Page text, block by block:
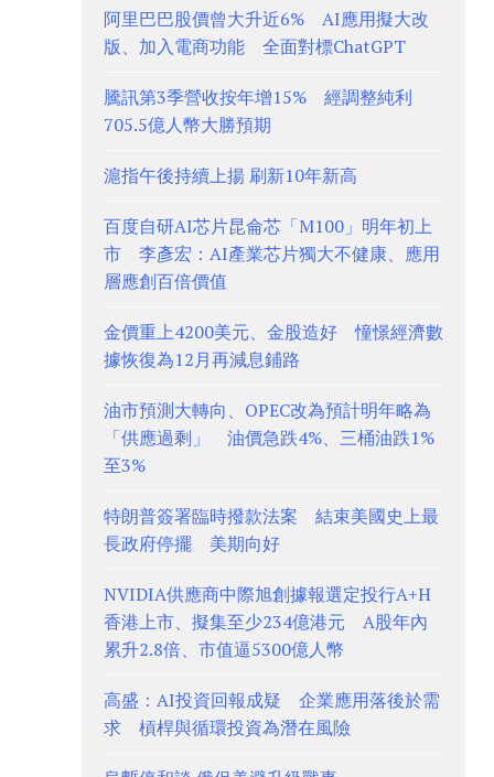
阿里巴巴股價曾大升近6% AI應用擬大改
版、加入電商功能 全面對標ChatGPT
騰訊第3季營收按年增15% 經調整純利
705.5億人幣大勝預期
滬指午後持續上揚 刷新10年新高
百度自研AI芯片昆侖芯「M100」明年初上
市 李彥宏：AI產業芯片獨大不健康、應用
層應創百倍價值
金價重上4200美元、金股造好 憧憬經濟數
據恢復為12月再減息鋪路
油市預測大轉向、OPEC改為預計明年略為
「供應過剩」 油價急跌4%、三桶油跌1%
至3%
特朗普簽署臨時撥款法案 結束美國史上最
長政府停擺 美期向好
NVIDIA供應商中際旭創據報選定投行A+H
香港上市、擬集至少234億港元 A股年內
累升2.8倍、市值逼5300億人幣
高盛：AI投資回報成疑 企業應用落後於需
求 槓桿與循環投資為潛在風險